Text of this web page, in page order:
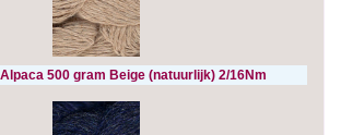
500 gram Beige (natuurlijk) 2/16Nm